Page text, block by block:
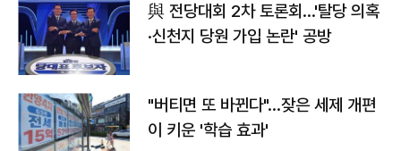
與 전당대회 2차 토론회…'탈당 의혹
·신천지 당원 가입 논란' 공방
"버티면 또 바뀐다"…잦은 세제 개편
이 키운 '학습 효과'